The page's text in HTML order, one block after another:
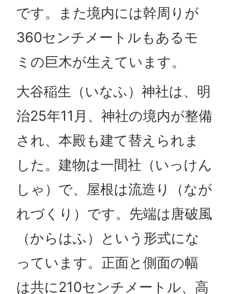
です。また境内には幹周りが
360センチメートルもあるモ
ミの巨木が生えています。
大谷稲生（いなふ）神社は、明
治25年11月、神社の境内が整備
され、本殿も建て替えられま
した。建物は一間社（いっけん
しゃ）で、屋根は流造り（なが
れづくり）です。先端は唐破風
（からはふ）という形式にな
っています。正面と側面の幅
は共に210センチメートル、高